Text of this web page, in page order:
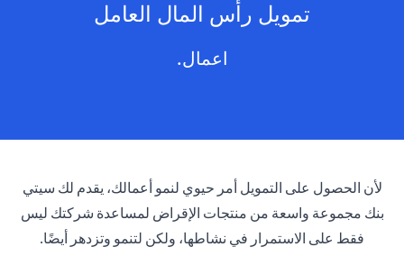
تمويل رأس المال العامل
اعمال.
لأن الحصول على التمويل أمر حيوي لنمو أعمالك، يقدم لك سيتي
بنك مجموعة واسعة من منتجات الإقراض لمساعدة شركتك ليس
فقط على الاستمرار في نشاطها، ولكن لتنمو وتزدهر أيضًا.